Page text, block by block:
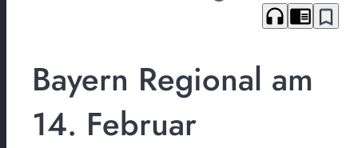
headphones chrome_reader_mode bookmark_border
Bayern Regional am
14. Februar